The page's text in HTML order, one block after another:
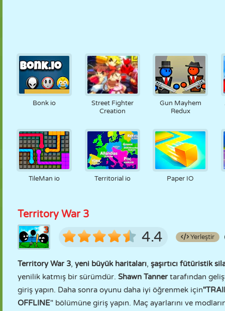
Bonk io
Street Fighter
Creation
Gun Mayhem
Redux
TileMan io Territorial io Paper IO
Territory War 3
4.4 Yerleştir
Territory War 3, yeni büyük haritaları, şaşırtıcı fütüristik
yenilik katmış bir sürümdür. Shawn Tannertarafından
giriş yapın. Daha sonra oyunu daha iyi öğrenmek için
OFFLINE" bölümüne giriş yapın. Maç ayarlarını ve